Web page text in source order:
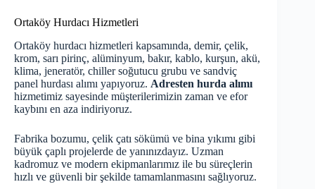
Ortaköy Hurdacı Hizmetleri
Ortaköy hurdacı hizmetleri kapsamında, demir, çelik,
krom, sarı pirinç, alüminyum, bakır, kablo, kurşun, akü,
klima, jeneratör, chiller soğutucu grubu ve sandviç
panel hurdası alımı yapıyoruz. Adresten hurda alımı
hizmetimiz sayesinde müşterilerimizin zaman ve efor
kaybını en aza indiriyoruz.
Fabrika bozumu, çelik çatı sökümü ve bina yıkımı gibi
büyük çaplı projelerde de yanınızdayız. Uzman
kadromuz ve modern ekipmanlarımız ile bu süreçlerin
hızlı ve güvenli bir şekilde tamamlanmasını sağlıyoruz.